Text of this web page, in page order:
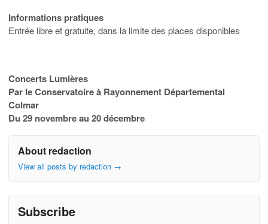
Informations pratiques
Entrée libre et gratuite, dans la limite des places disponibles
Concerts Lumières
Par le Conservatoire à Rayonnement Départemental
Colmar
Du 29 novembre au 20 décembre
About redaction
View all posts by redaction →
Subscribe